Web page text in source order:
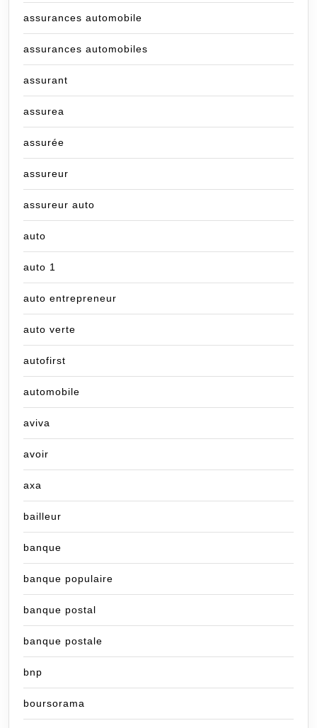
assurances automobile
assurances automobiles
assurant
assurea
assurée
assureur
assureur auto
auto
auto 1
auto entrepreneur
auto verte
autofirst
automobile
aviva
avoir
axa
bailleur
banque
banque populaire
banque postal
banque postale
bnp
boursorama